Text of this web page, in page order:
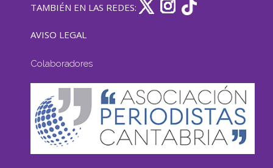
TAMBIÉN EN LAS REDES:
AVISO LEGAL
Colaboradores